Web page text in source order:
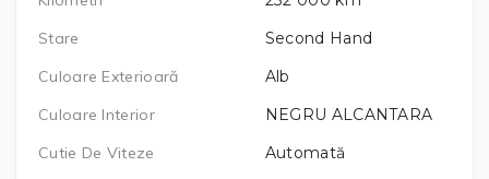
Stare
Second Hand
Culoare Exterioară
Alb
Culoare Interior
NEGRU ALCANTARA
Cutie De Viteze
Automată